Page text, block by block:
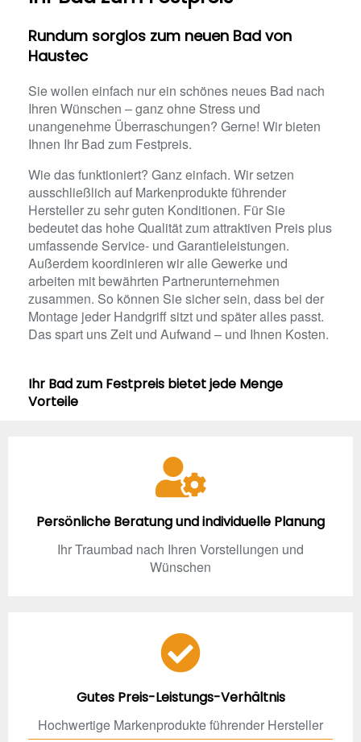
Rundum sorglos zum neuen Bad von
Haustec
Sie wollen einfach nur ein schönes neues Bad nach
Ihren Wünschen – ganz ohne Stress und
unangenehme Überraschungen? Gerne! Wir bieten
Ihnen Ihr Bad zum Festpreis.
Wie das funktioniert? Ganz einfach. Wir setzen
ausschließlich auf Markenprodukte führender
Hersteller zu sehr guten Konditionen. Für Sie
bedeutet das hohe Qualität zum attraktiven Preis plus
umfassende Service- und Garantieleistungen.
Außerdem koordinieren wir alle Gewerke und
arbeiten mit bewährten Partnerunternehmen
zusammen. So können Sie sicher sein, dass bei der
Montage jeder Handgriff sitzt und später alles passt.
Das spart uns Zeit und Aufwand – und Ihnen Kosten.
Ihr Bad zum Festpreis bietet jede Menge
Vorteile
Persönliche Beratung und individuelle Planung
Ihr Traumbad nach Ihren Vorstellungen und
Wünschen
Gutes Preis-Leistungs-Verhältnis
Hochwertige Markenprodukte führender Hersteller